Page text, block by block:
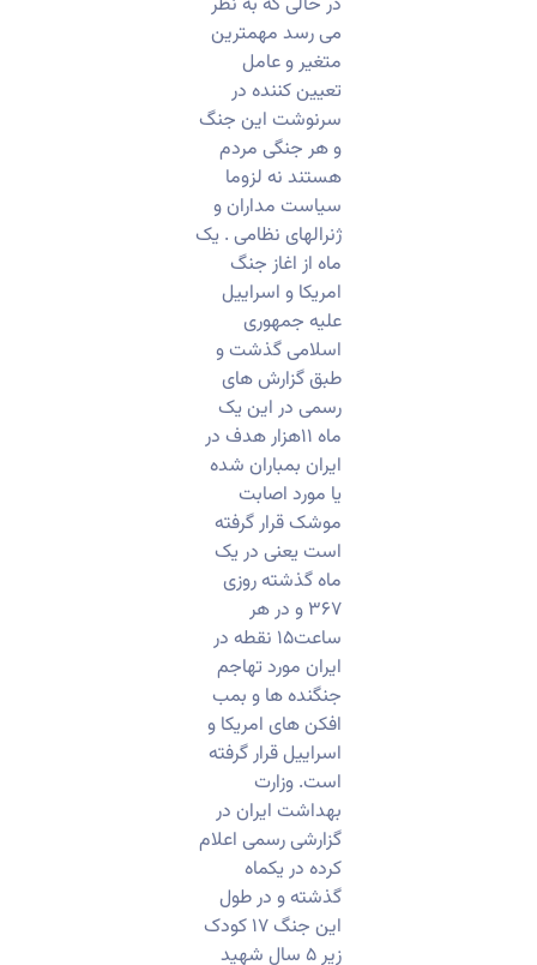
می رسد مهمترین
متغیر و عامل
تعیین کننده در
سرنوشت این جنگ
و هر جنگی مردم
هستند نه لزوما
سیاست مداران و
ژنرالهای نظامی . یک
ماه از اغاز جنگ
امریکا و اسراییل
علیه جمهوری
اسلامی گذشت و
طبق گزارش های
رسمی در این یک
ماه ۱۱هزار هدف در
ایران بمباران شده
یا مورد اصابت
موشک قرار گرفته
است یعنی در یک
ماه گذشته روزی
۳۶۷ و در هر
ساعت۱۵ نقطه در
ایران مورد تهاجم
جنگنده ها و بمب
افکن های امریکا و
اسراییل قرار گرفته
است. وزارت
بهداشت ایران در
گزارشی رسمی اعلام
کرده در یکماه
گذشته و در طول
این جنگ ۱۷ کودک
زیر ۵ سال شهید